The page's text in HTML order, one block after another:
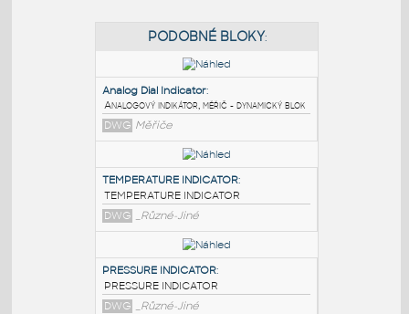
PODOBNÉ BLOKY:
Analog Dial Indicator:
Analogový indikátor, měřič - dynamický blok
DWG Měřiče